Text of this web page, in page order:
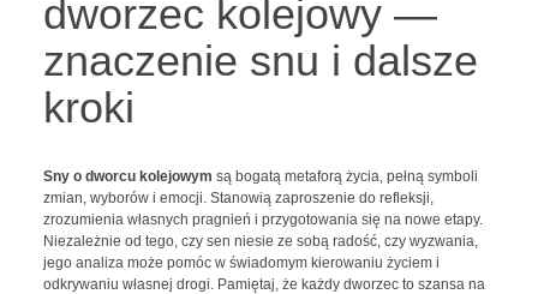
dworzec kolejowy —
znaczenie snu i dalsze
kroki
Sny o dworcu kolejowym są bogatą metaforą życia, pełną symboli
zmian, wyborów i emocji. Stanowią zaproszenie do refleksji,
zrozumienia własnych pragnień i przygotowania się na nowe etapy.
Niezależnie od tego, czy sen niesie ze sobą radość, czy wyzwania,
jego analiza może pomóc w świadomym kierowaniu życiem i
odkrywaniu własnej drogi. Pamiętaj, że każdy dworzec to szansa na